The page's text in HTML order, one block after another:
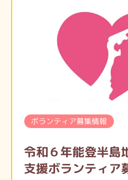
ボランティア募集情報
令和６年能登半
支援ボランティア